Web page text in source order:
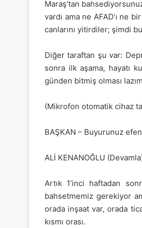
Maraş’tan
vardı ama ne AFAD’ı ne
canlarını yitirdiler; şimdi
Diğer taraftan şu var:
sonra ilk aşama, hayatı
günden bitmiş olması
(Mikrofon otomatik cihaz
BAŞKAN – Buyurunuz
ALİ KENANOĞLU
Artık 1’inci haftadan
bahsetmemiz gerekiyor
orada inşaat var, orada
kısmı orası.